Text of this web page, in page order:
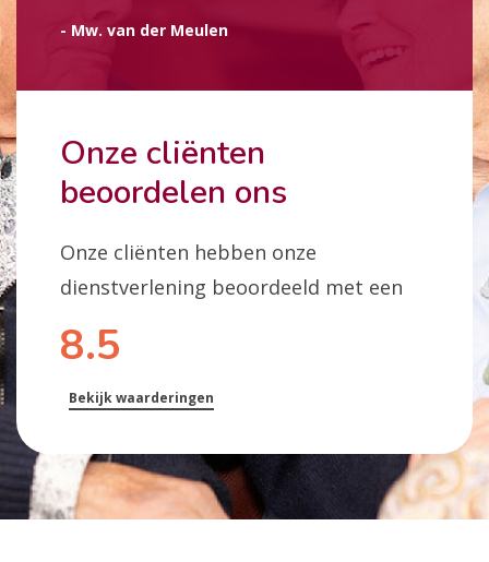
Onze cliënten
beoordelen ons
Onze cliënten hebben onze
dienstverlening beoordeeld met een
8.5
Bekijk waarderingen
- Mw. van der Meulen